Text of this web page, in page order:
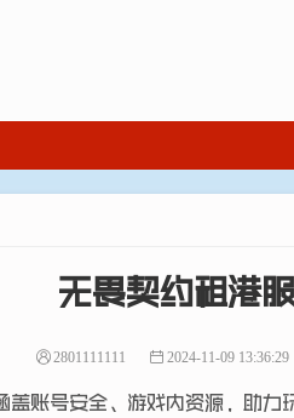
无畏契约租港
2801111111 2024-11-09 13:36:29
账号安全、游戏内资源，助